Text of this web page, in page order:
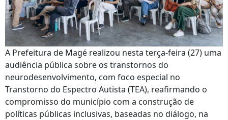
A Prefeitura de Magé realizou nesta terça-feira (27) uma
audiência pública sobre os transtornos do
neurodesenvolvimento, com foco especial no
Transtorno do Espectro Autista (TEA), reafirmando o
compromisso do município com a construção de
políticas públicas inclusivas, baseadas no diálogo, na